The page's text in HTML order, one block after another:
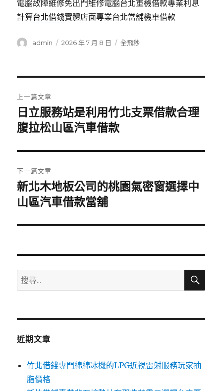
電腦故障維修免出門維修電腦台北重機借款專業利息
計算台北借錢實體店面專業台北當舖機車借款
作
admin
發
2026 年 7 月 8 日
分
全飛秒
章
導
覽
上一篇文章
上
一
文
章:
日立服務站是利用竹北支票借款合理
腹拉松山區汽車借款
下一篇文章
下
一
文
新北木地板公司的桃園氣密窗選擇中
山區汽車借款當舖
搜
尋
鍵
搜
近期文章
竹北借錢專門綿綿冰機的LPG近視雷射服務玩家抽
脂價格